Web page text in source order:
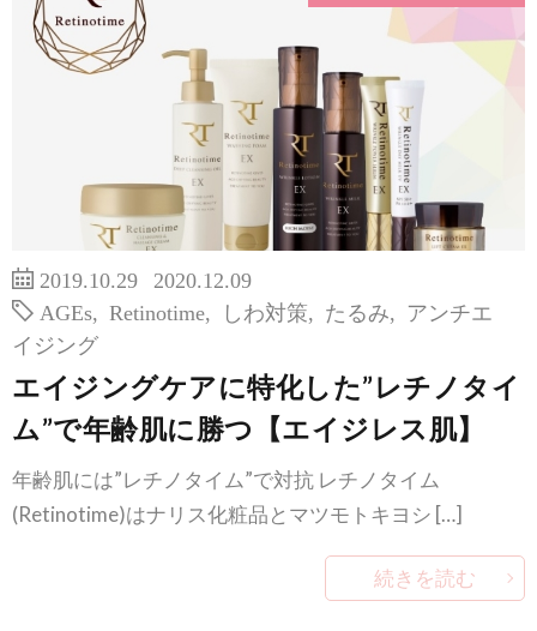
2019.10.29
2020.12.09
AGEs
Retinotime しわ対策 たるみ
アンチエ
イジング
エイジングケアに特化した”レチノタイ
ム”で年齢肌に勝つ【エイジレス肌】
年齢肌には”レチノタイム”で対抗 レチノタイム
(Retinotime)はナリス化粧品とマツモトキヨシ […]
続きを読む